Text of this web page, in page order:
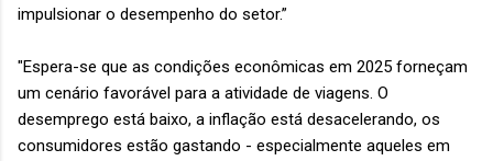
impulsionar o desempenho do setor.”
"Espera-se que as condições econômicas em 2025 forneçam
um cenário favorável para a atividade de viagens. O
desemprego está baixo, a inflação está desacelerando, os
consumidores estão gastando - especialmente aqueles em